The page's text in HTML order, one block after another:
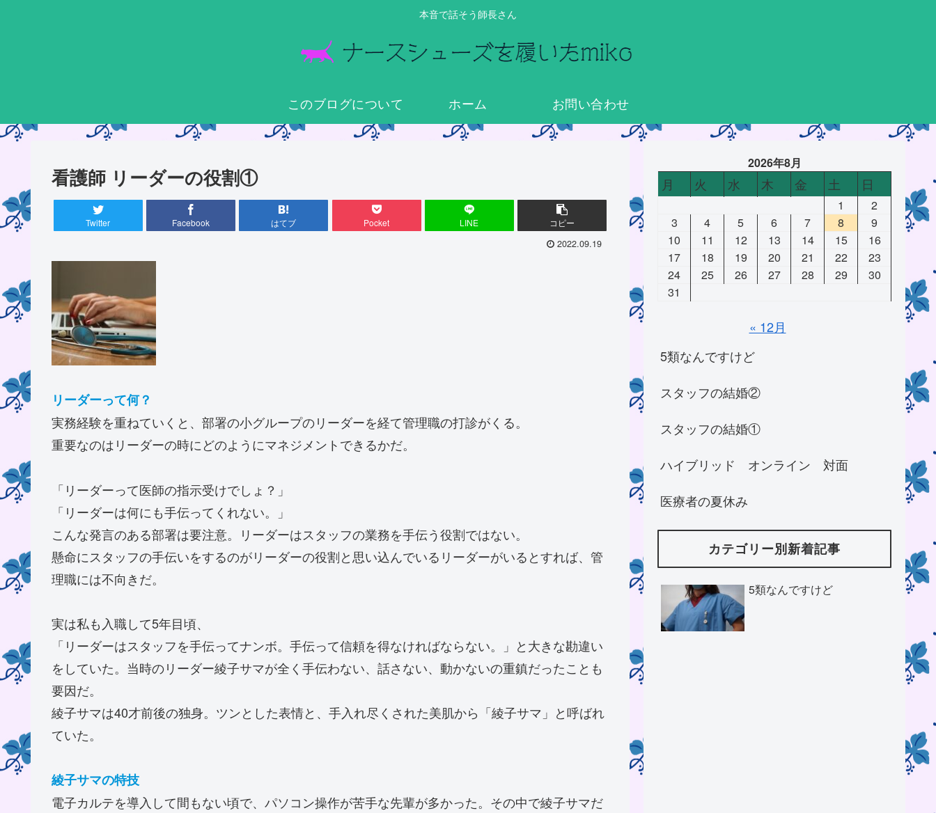
本音で話そう師長さん
このブログについて ホーム お問い合わせ
看護師 リーダーの役割①
Twitter Facebook はてブ Pocket LINE コピー
2022.09.19
リーダーって何？
実務経験を重ねていくと、部署の小グループのリーダーを経て管理職の打診がくる。
重要なのはリーダーの時にどのようにマネジメントできるかだ。
「リーダーって医師の指示受けでしょ？」
「リーダーは何にも手伝ってくれない。」
こんな発言のある部署は要注意。リーダーはスタッフの業務を手伝う役割ではない。
懸命にスタッフの手伝いをするのがリーダーの役割と思い込んでいるリーダーがいるとすれば、管
理職には不向きだ。
実は私も入職して5年目頃、
「リーダーはスタッフを手伝ってナンボ。手伝って信頼を得なければならない。」と大きな勘違い
をしていた。当時のリーダー綾子サマが全く手伝わない、話さない、動かないの重鎮だったことも
要因だ。
綾子サマは40才前後の独身。ツンとした表情と、手入れ尽くされた美肌から「綾子サマ」と呼ばれ
ていた。
綾子サマの特技
電子カルテを導入して間もない頃で、パソコン操作が苦手な先輩が多かった。その中で綾子サマだ
2026年8月
月 火 水 木 金 土 日
1
2
3
4 5 6 7 8
9
10
11 12 13 14 15
16
17
18 19 20 21 22
23
24
25 26 27 28 29
30
31
« 12月
5類なんですけど
スタッフの結婚②
スタッフの結婚①
ハイブリッド オンライン 対面
医療者の夏休み
カテゴリー別新着記事
5類なんですけど